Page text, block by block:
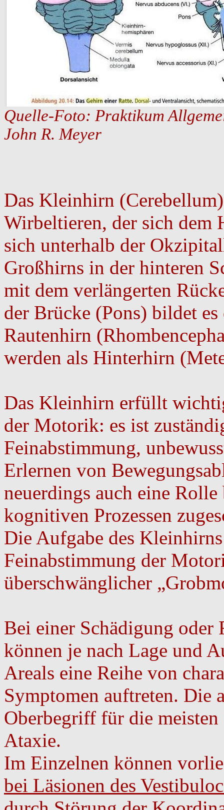
Quelle-Foto: Praktikum
John R. Meyer
Das Kleinhirn
Wirbeltieren, der sich dem
sich unterhalb der
Großhirns in der hinteren
mit dem verlängerten
der Brücke (Pons) bildet es
Rautenhirn
werden als Hinterhirn
Das Kleinhirn erfüllt
der Motorik: es ist
Feinabstimmung,
Erlernen von
neuerdings auch eine
kognitiven Prozessen
Die Aufgabe des
Feinabstimmung der
überschwänglicher
Bei einer Schädigung
können je nach Lage und
Areals eine Reihe von
Symptomen auftreten. Die
Oberbegriff für die
Ataxie.
Im Einzelnen können
bei Läsionen des